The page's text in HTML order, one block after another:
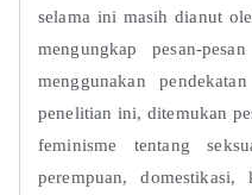
selama ini masih dianut
mengungkap pesan-
menggunakan
penelitian ini, ditemukan
feminisme tentang
perempuan, domestikasi,